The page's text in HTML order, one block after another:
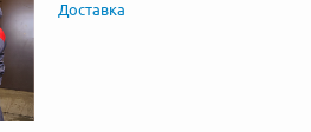
Доставка